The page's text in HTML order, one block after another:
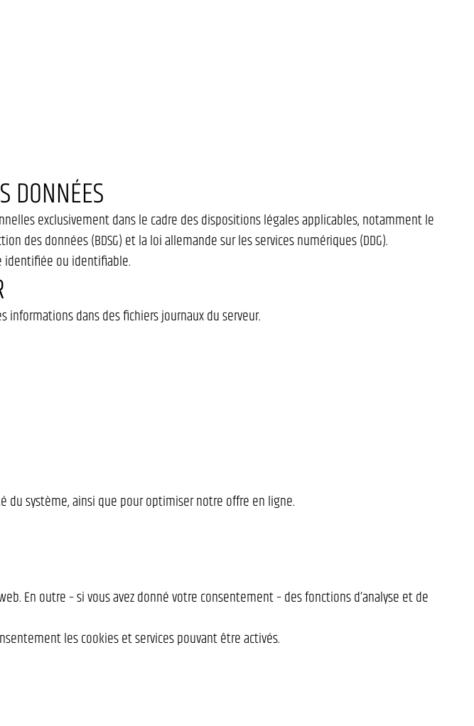
DONNÉES
exclusivement dans le cadre des dispositions légales applicables, notamment le
des données (BDSG) et la loi allemande sur les services numériques (DDG).
identifiée ou identifiable.
dans des fichiers journaux du serveur.
système, ainsi que pour optimiser notre offre en ligne.
En outre – si vous avez donné votre consentement – des fonctions d’analyse et de
les cookies et services pouvant être activés.